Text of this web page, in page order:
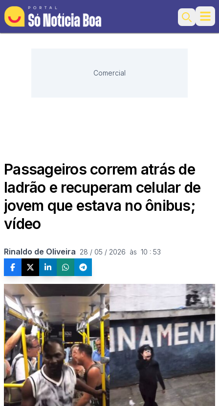
Search
Comercial
Passageiros correm atrás de
ladrão e recuperam celular de
jovem que estava no ônibus;
vídeo
Rinaldo de Oliveira 28 / 05 / 2026  às  10 : 53